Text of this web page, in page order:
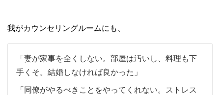
我がカウンセリングルームにも、
「妻が家事を全くしない。部屋は汚いし、料理も下
手くそ。結婚しなければ良かった」
「同僚がやるべきことをやってくれない。ストレス